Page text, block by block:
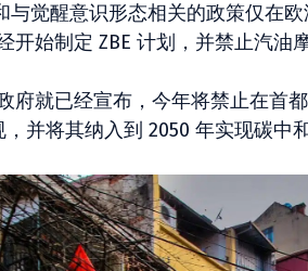
与觉醒意识形态相关的政策仅在
开始制定 ZBE 计划，并禁止汽油
府就已经宣布，今年将禁止在首
并将其纳入到 2050 年实现碳中